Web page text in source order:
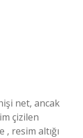
net, ancak
çizilen
, resim altığı